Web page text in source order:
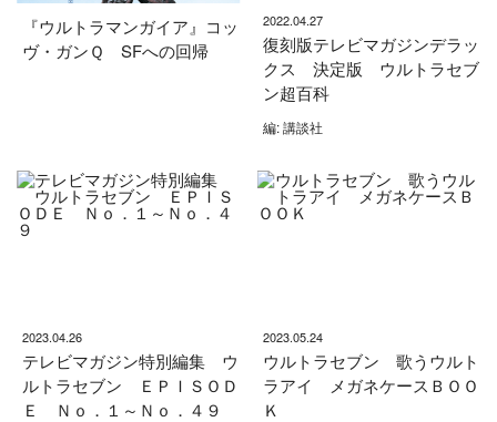
『ウルトラマンガイア』コッ
ヴ・ガンＱ SFへの回帰
2022.04.27
復刻版テレビマガジンデラッ
クス 決定版 ウルトラセブ
ン超百科
編: 講談社
2023.04.26
テレビマガジン特別編集 ウ
ルトラセブン ＥＰＩＳＯＤ
Ｅ Ｎｏ．１～Ｎｏ．４９
2023.05.24
ウルトラセブン 歌うウルト
ラアイ メガネケースＢＯＯ
Ｋ